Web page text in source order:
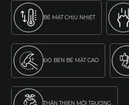
BỀ MẶT CHỊU NHIỆT
ĐỘ BỀN BỀ MẶT CAO
THÂN THIỆN MÔI TRƯỜNG